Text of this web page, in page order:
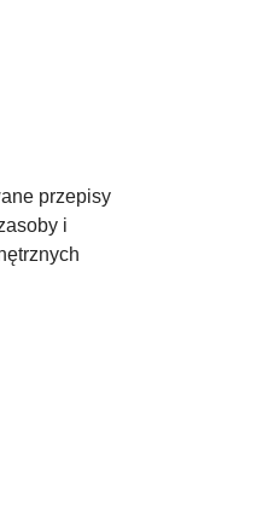
przepisy
i